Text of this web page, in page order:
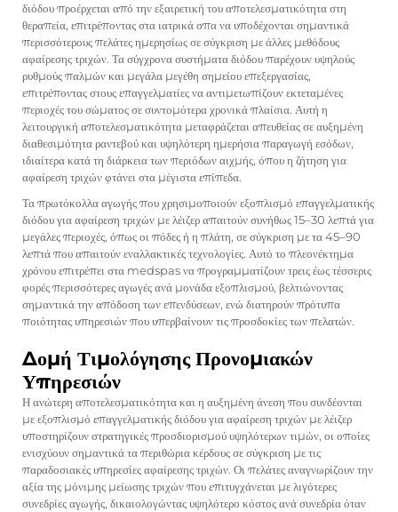
διόδου προέρχεται από την εξαιρετική του αποτελεσματικότητα στη
θεραπεία, επιτρέποντας στα ιατρικά σπα να υποδέχονται σημαντικά
περισσότερους πελάτες ημερησίως σε σύγκριση με άλλες μεθόδους
αφαίρεσης τριχών. Τα σύγχρονα συστήματα διόδου παρέχουν υψηλούς
ρυθμούς παλμών και μεγάλα μεγέθη σημείου επεξεργασίας,
επιτρέποντας στους επαγγελματίες να αντιμετωπίζουν εκτεταμένες
περιοχές του σώματος σε συντομότερα χρονικά πλαίσια. Αυτή η
λειτουργική αποτελεσματικότητα μεταφράζεται απευθείας σε αυξημένη
διαθεσιμότητα ραντεβού και υψηλότερη ημερήσια παραγωγή εσόδων,
ιδιαίτερα κατά τη διάρκεια των περιόδων αιχμής, όπου η ζήτηση για
αφαίρεση τριχών φτάνει στα μέγιστα επίπεδα.
Τα πρωτόκολλα αγωγής που χρησιμοποιούν εξοπλισμό επαγγελματικής
διόδου για αφαίρεση τριχών με λέιζερ απαιτούν συνήθως 15–30 λεπτά για
μεγάλες περιοχές, όπως οι πόδες ή η πλάτη, σε σύγκριση με τα 45–90
λεπτά που απαιτούν εναλλακτικές τεχνολογίες. Αυτό το πλεονέκτημα
χρόνου επιτρέπει στα medspas να προγραμματίζουν τρεις έως τέσσερις
φορές περισσότερες αγωγές ανά μονάδα εξοπλισμού, βελτιώνοντας
σημαντικά την απόδοση των επενδύσεων, ενώ διατηρούν πρότυπα
ποιότητας υπηρεσιών που υπερβαίνουν τις προσδοκίες των πελατών.
Δομή Τιμολόγησης Προνομιακών
Υπηρεσιών
Η ανώτερη αποτελεσματικότητα και η αυξημένη άνεση που συνδέονται
με εξοπλισμό επαγγελματικής διόδου για αφαίρεση τριχών με λέιζερ
υποστηρίζουν στρατηγικές προσδιορισμού υψηλότερων τιμών, οι οποίες
ενισχύουν σημαντικά τα περιθώρια κέρδους σε σύγκριση με τις
παραδοσιακές υπηρεσίες αφαίρεσης τριχών. Οι πελάτες αναγνωρίζουν την
αξία της μόνιμης μείωσης τριχών που επιτυγχάνεται με λιγότερες
συνεδρίες αγωγής, δικαιολογώντας υψηλότερο κόστος ανά συνεδρία όταν